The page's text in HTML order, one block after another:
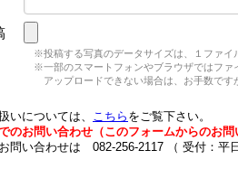
※投稿する写真のデータサイズは、１ファイ
※一部のスマートフォンやブラウザではファ
アップロードできない場合は、お手数です
いについては、 こちら をご覧下さい。
のお問い合わせ（このフォームからのお
問い合わせは 082-256-2117 （ 受付：平